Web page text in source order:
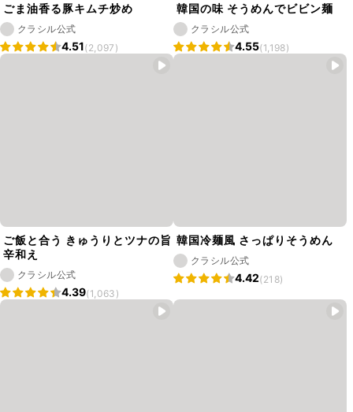
ごま油香る豚キムチ炒め
クラシル公式
4.51(2,097)
韓国の味 そうめんでビビン麺
クラシル公式
4.55(1,198)
ご飯と合う きゅうりとツナの旨
辛和え
クラシル公式
4.39(1,063)
韓国冷麺風 さっぱりそうめん
クラシル公式
4.42(218)